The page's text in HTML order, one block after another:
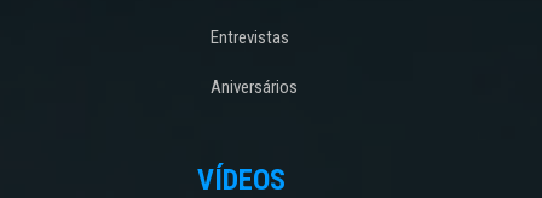
Entrevistas
Aniversários
VÍDEOS